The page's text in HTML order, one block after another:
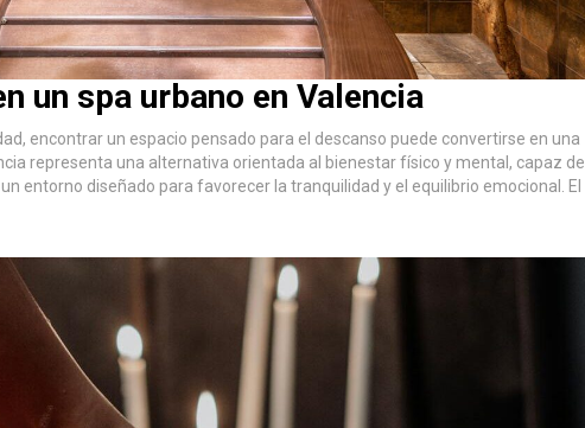
un spa urbano en Valencia
encontrar un espacio pensado para el descanso puede convertirse en una
representa una alternativa orientada al bienestar físico y mental, capaz de
entorno diseñado para favorecer la tranquilidad y el equilibrio emocional. El